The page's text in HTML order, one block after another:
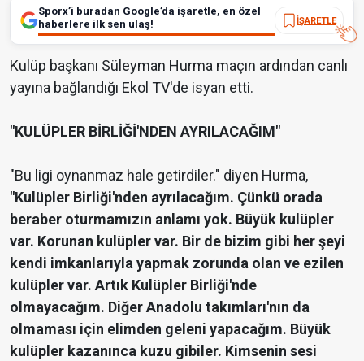
Sporx’i buradan Google’da işaretle, en özel
haberlere ilk sen ulaş!
İŞARETLE
Kulüp başkanı Süleyman Hurma maçın ardından canlı
yayına bağlandığı Ekol TV'de isyan etti.
"KULÜPLER BİRLİĞİ'NDEN AYRILACAĞIM"
"Bu ligi oynanmaz hale getirdiler." diyen Hurma,
"Kulüpler Birliği'nden ayrılacağım. Çünkü orada
beraber oturmamızın anlamı yok. Büyük kulüpler
var. Korunan kulüpler var. Bir de bizim gibi her şeyi
kendi imkanlarıyla yapmak zorunda olan ve ezilen
kulüpler var. Artık Kulüpler Birliği'nde
olmayacağım. Diğer Anadolu takımları'nın da
olmaması için elimden geleni yapacağım. Büyük
kulüpler kazanınca kuzu gibiler. Kimsenin sesi